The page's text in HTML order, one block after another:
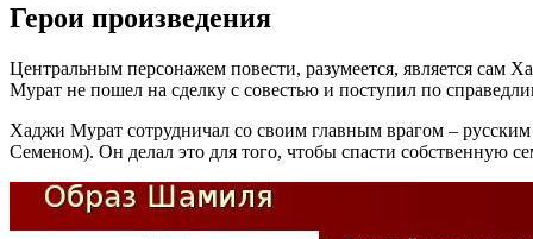
Герои произведения
Центральным персонажем повести, разумеется, является сам
Мурат не пошел на сделку с совестью и поступил по
Хаджи Мурат сотрудничал со своим главным врагом –
Семеном). Он делал это для того, чтобы спасти собственную